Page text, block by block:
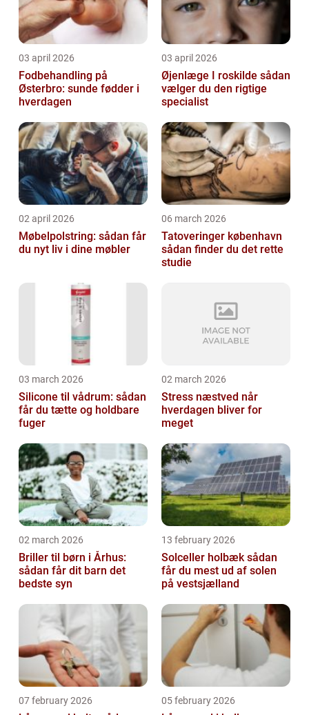
03 april 2026
Fodbehandling på
Østerbro: sunde fødder i
hverdagen
03 april 2026
Øjenlæge I roskilde sådan
vælger du den rigtige
specialist
02 april 2026
Møbelpolstring: sådan får
du nyt liv i dine møbler
06 march 2026
Tatoveringer københavn
sådan finder du det rette
studie
03 march 2026
Silicone til vådrum: sådan
får du tætte og holdbare
fuger
02 march 2026
Stress næstved når
hverdagen bliver for
meget
02 march 2026
Briller til børn i Århus:
sådan får dit barn det
bedste syn
13 february 2026
Solceller holbæk sådan
får du mest ud af solen
på vestsjælland
07 february 2026 05 february 2026